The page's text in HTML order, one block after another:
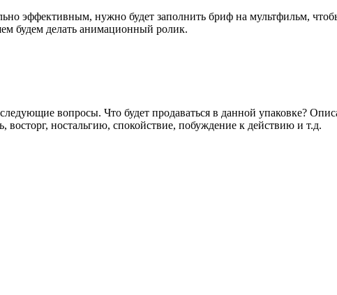
эффективным, нужно будет заполнить бриф на мультфильм,
будем делать анимационный ролик.
вопросы. Что будет продаваться в данной упаковке?
восторг, ностальгию, спокойствие, побуждение к действию и т.д.